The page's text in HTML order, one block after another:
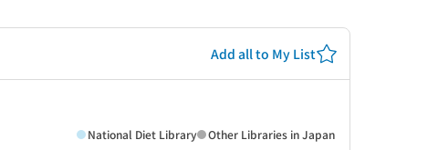
Add all to My List
National Diet Library Other Libraries in Japan